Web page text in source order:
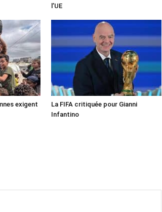
l’UE
exigent
La FIFA critiquée pour Gianni
Infantino